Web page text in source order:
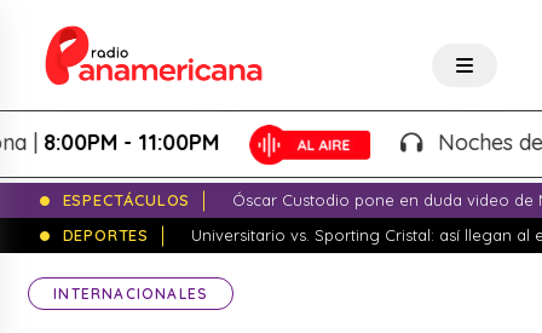
- 11:00PM Noches de
ESPECTÁCULOS
Óscar Custodio pone en duda video de
DEPORTES
Universitario vs. Sporting Cristal: así llegan al
INTERNACIONALES